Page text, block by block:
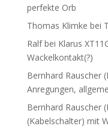
perfekte Orb
Thomas Klimke bei
Ralfbei Klarus
Wackelkontakt(?)
Bernhard Rauscher
Anregungen,
Bernhard Rauscher
(Kabelschalter) mit